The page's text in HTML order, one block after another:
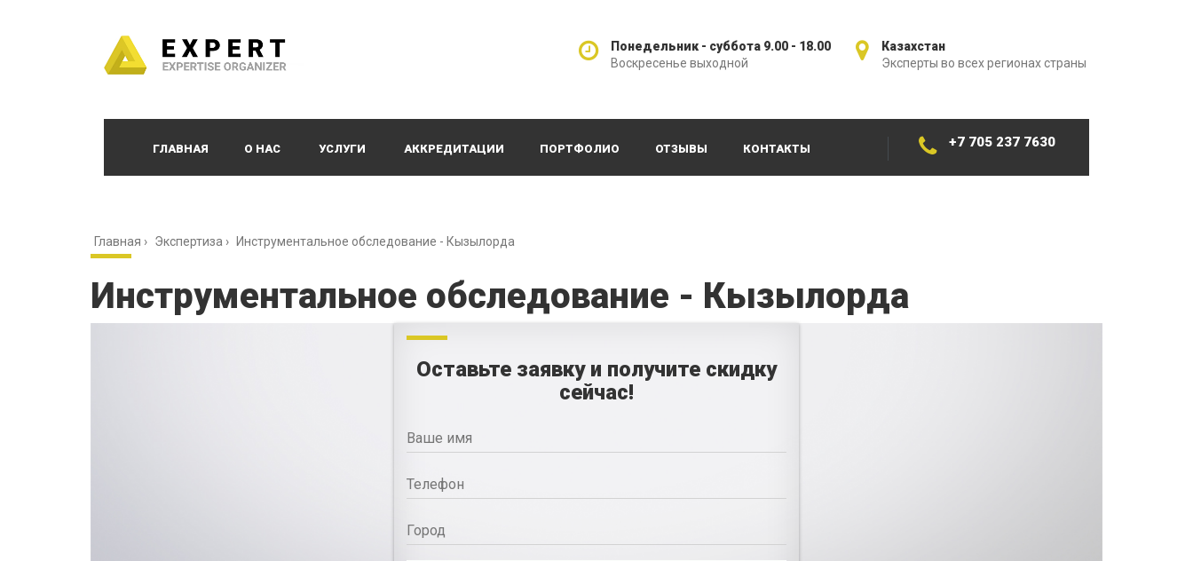
Казахстан
Эксперты во всех регионах страны
Понедельник - суббота 9.00 - 18.00
Воскресенье выходной
ГЛАВНАЯ О НАС УСЛУГИ АККРЕДИТАЦИИ ПОРТФОЛИО ОТЗЫВЫ КОНТАКТЫ +7 705 237 7630
Главная › Экспертиза › Инструментальное обследование - Кызылорда
Инструментальное обследование - Кызылорда
Оставьте заявку и получите скидку
сейчас!